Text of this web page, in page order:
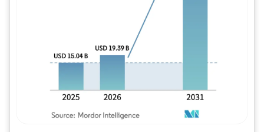
画像 © Mordor Intelligence。再利用には